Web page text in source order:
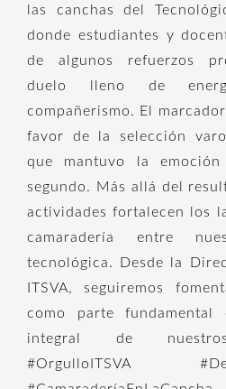
las canchas del
donde estudiantes y
de algunos refuerzos
duelo lleno de
compañerismo. El
favor de la selección
que mantuvo la
segundo. Más allá del
actividades fortalecen los
camaradería entre
tecnológica. Desde la
ITSVA, seguiremos
como parte fundamental
integral de
#OrgulloITSVA